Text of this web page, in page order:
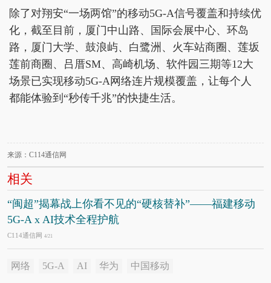
除了对翔安“一场两馆”的移动5G-A信号覆盖和持续优
化，截至目前，厦门中山路、国际会展中心、环岛
路，厦门大学、鼓浪屿、白鹭洲、火车站商圈、莲坂
莲前商圈、吕厝SM、高崎机场、软件园三期等12大
场景已实现移动5G-A网络连片规模覆盖，让每个人
都能体验到“秒传千兆”的快捷生活。
来源：C114通信网
相关
“闽超”揭幕战上你看不见的“硬核替补”——福建移动
5G-A x AI技术全程护航
C114通信网 4/21
网络 5G-A AI 华为 中国移动